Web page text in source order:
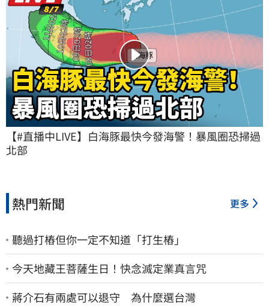
【#直播中LIVE】白海豚最快今發海警！暴風圈恐掃過
北部
熱門新聞 更多
聽過打樁但你一定不知道「打生樁」
今天地藏王菩薩生日！快念滅定業真言咒
蔣介石有兩處可以退守 為什麼選台灣